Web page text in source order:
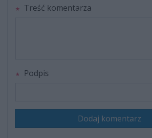
Treść komentarza
Podpis
Dodaj komentarz